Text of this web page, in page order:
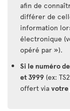
afin de
différer de
information
électronique
opéré par »).
Si le numéro
et 3999 (ex:
offert via votre